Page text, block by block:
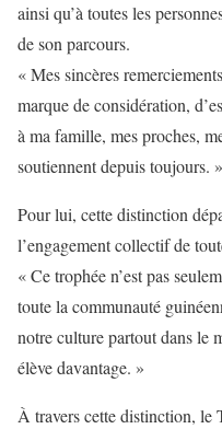
ainsi qu’à toutes les
de son parcours.
« Mes sincères
marque de considération,
à ma famille, mes proches,
soutiennent depuis toujours. »
Pour lui, cette distinction
l’engagement collectif de
« Ce trophée n’est pas
toute la communauté
notre culture partout dans le
élève davantage. »
À travers cette distinction, le